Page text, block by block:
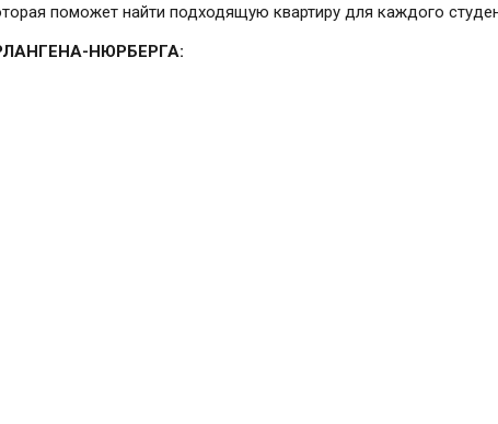
поможет найти подходящую квартиру для каждого
НЮРБЕРГА: